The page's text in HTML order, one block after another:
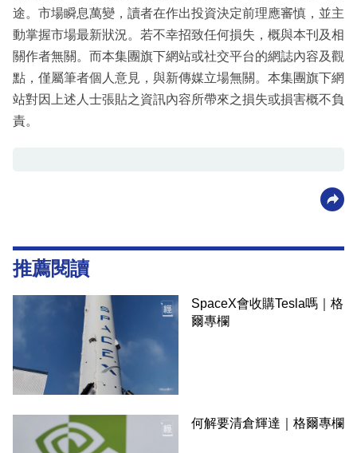
途。市場瞬息萬變，讀者在作出投資決定前理應審慎，並主
動掌握市場最新狀況。若不幸招致任何損失，概與本刊及相
關作者無關。而本集團旗下網站或社交平台的網誌內容及觀
點，僅屬筆者個人意見，與新傳媒立場無關。本集團旗下網
站對因上述人士張貼之資訊內容所帶來之損失或損害概不負
責。
推薦閱讀
SpaceX會收購Tesla嗎｜格
爾專欄
何解要清倉輝達｜格爾專欄